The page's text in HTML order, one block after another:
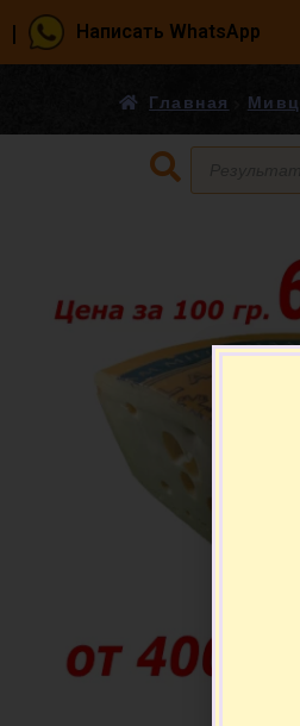
| Написать WhatsApp
Главная